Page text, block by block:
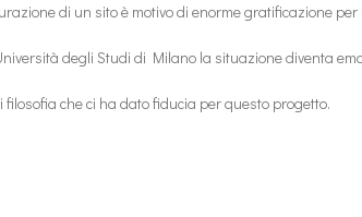
di un sito è motivodi enorme gratificazione
degli Studi di Milano la situazione diventa
che ci ha dato fiducia per questo progetto.